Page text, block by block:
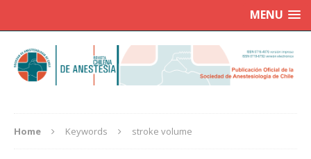
MENU
Home Keywords stroke volume